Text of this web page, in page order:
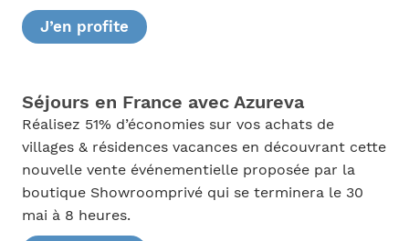
J’en profite
Séjours en France avec Azureva
Réalisez 51% d’économies sur vos achats de
villages & résidences vacances en découvrant cette
nouvelle vente événementielle proposée par la
boutique Showroomprivé qui se terminera le 30
mai à 8 heures.